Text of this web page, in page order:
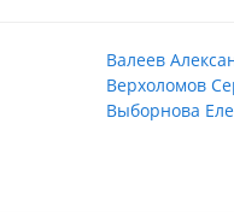
Валеев
Верхоломов
Выборнова